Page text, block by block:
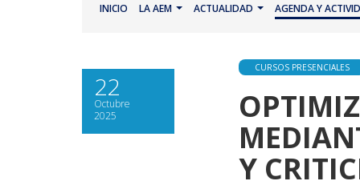
INICIO LA AEM ACTUALIDAD AGENDA Y
22
Octubre
2025
CURSOS PRESENCIALES
Y